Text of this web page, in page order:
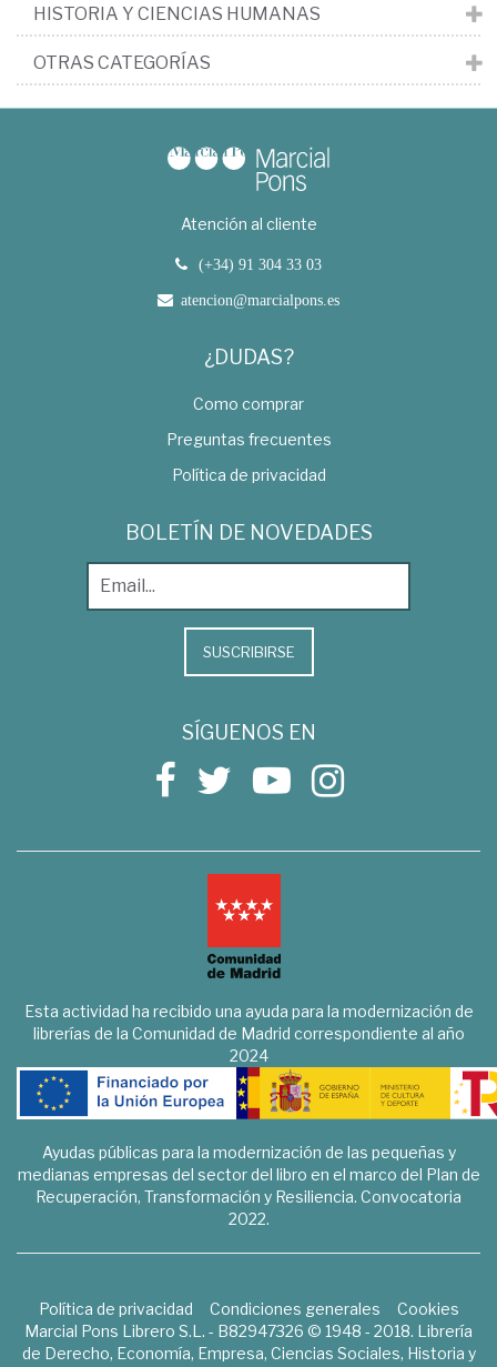
HISTORIA Y CIENCIAS HUMANAS
OTRAS CATEGORÍAS
Atención al cliente
(+34) 91 304 33 03
atencion@marcialpons.es
¿DUDAS?
Como comprar
Preguntas frecuentes
Política de privacidad
BOLETÍN DE NOVEDADES
SUSCRIBIRSE
SÍGUENOS EN
Esta actividad ha recibido una ayuda para la modernización de
librerías de la Comunidad de Madrid correspondiente al año
2024
Ayudas públicas para la modernización de las pequeñas y
medianas empresas del sector del libro en el marco del Plan de
Recuperación, Transformación y Resiliencia. Convocatoria
2022.
Política de privacidad Condiciones generales
Cookies
Marcial Pons Librero S.L. - B82947326 © 1948 - 2018. Librería
de Derecho, Economía, Empresa, Ciencias Sociales, Historia y